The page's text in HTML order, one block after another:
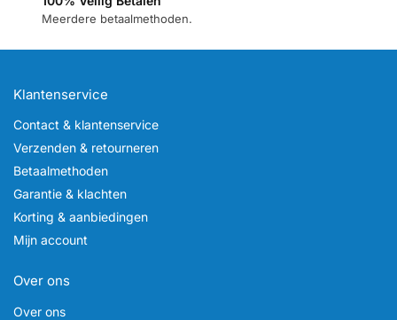
Meerdere betaalmethoden.
Klantenservice
Contact & klantenservice
Verzenden & retourneren
Betaalmethoden
Garantie & klachten
Korting & aanbiedingen
Mijn account
Over ons
Over ons